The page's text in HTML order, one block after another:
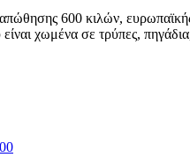
600 κιλών,
χωμένα σε τρύπες,